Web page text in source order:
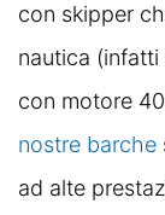
con skipper
nautica
con motore
nostre barche
ad alte